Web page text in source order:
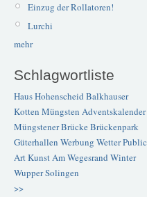
Einzug der Rollatoren!
Lurchi
mehr
Schlagwortliste
Haus Hohenscheid Balkhauser
Kotten Müngsten Adventskalender
Müngstener BrückeBrückenpark
Güterhallen Werbung WetterPublic
ArtKunstAm Wegesrand Winter
WupperSolingen
>>